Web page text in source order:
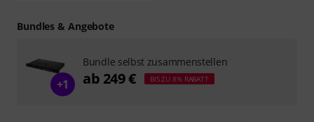
Bundles & Angebote
+1
Bundle selbst zusammenstellen
ab 249 € BIS ZU 8% RABATT